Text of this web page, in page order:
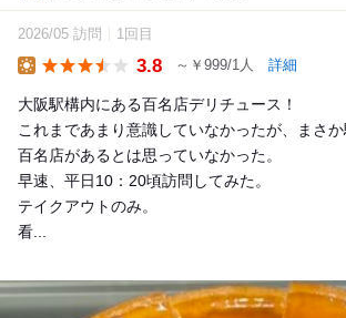
2026/05 訪問 1回目
3.8 ～￥999/1人 詳細
大阪駅構内にある百名店デリチュース！
これまであまり意識していなかったが、まさ
百名店があるとは思っていなかった。
早速、平日10：20頃訪問してみた。
テイクアウトのみ。
看...